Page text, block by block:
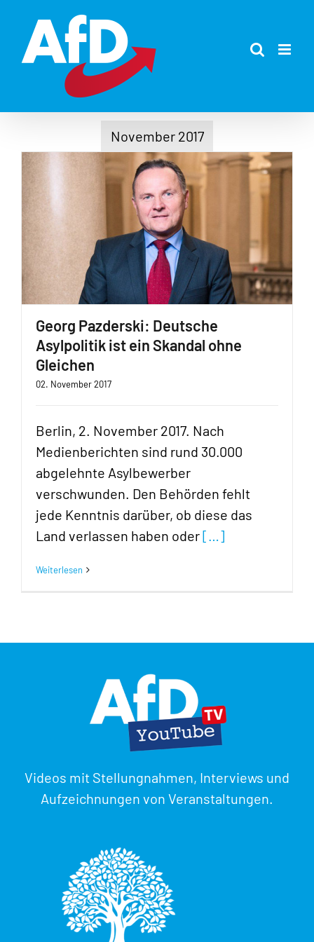
Inhalt
springen
November 2017
Georg Pazderski: Deutsche
Asylpolitik ist ein Skandal ohne
Gleichen
02. November 2017
Berlin, 2. November 2017. Nach
Medienberichten sind rund 30.000
abgelehnte Asylbewerber
verschwunden. Den Behörden fehlt
jede Kenntnis darüber, ob diese das
Land verlassen haben oder[…]
Weiterlesen
Videos mit Stellungnahmen, Interviews und
Aufzeichnungen von Veranstaltungen.